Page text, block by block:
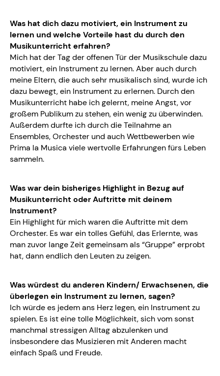
Was hat dich dazu motiviert, ein Instrument zu
lernen und welche Vorteile hast du durch den
Musikunterricht erfahren?
Mich hat der Tag der offenen Tür der Musikschule dazu
motiviert, ein Instrument zu lernen. Aber auch durch
meine Eltern, die auch sehr musikalisch sind, wurde ich
dazu bewegt, ein Instrument zu erlernen. Durch den
Musikunterricht habe ich gelernt, meine Angst, vor
großem Publikum zu stehen, ein wenig zu überwinden.
Außerdem durfte ich durch die Teilnahme an
Ensembles, Orchester und auch Wettbewerben wie
Prima la Musica viele wertvolle Erfahrungen fürs Leben
sammeln.
Was war dein bisheriges Highlight in Bezug auf
Musikunterricht oder Auftritte mit deinem
Instrument?
Ein Highlight für mich waren die Auftritte mit dem
Orchester. Es war ein tolles Gefühl, das Erlernte, was
man zuvor lange Zeit gemeinsam als “Gruppe” erprobt
hat, dann endlich den Leuten zu zeigen.
Was würdest du anderen Kindern/ Erwachsenen, die
überlegen ein Instrument zu lernen, sagen?
Ich würde es jedem ans Herz legen, ein Instrument zu
spielen. Es ist eine tolle Möglichkeit, sich vom sonst
manchmal stressigen Alltag abzulenken und
insbesondere das Musizieren mit Anderen macht
einfach Spaß und Freude.